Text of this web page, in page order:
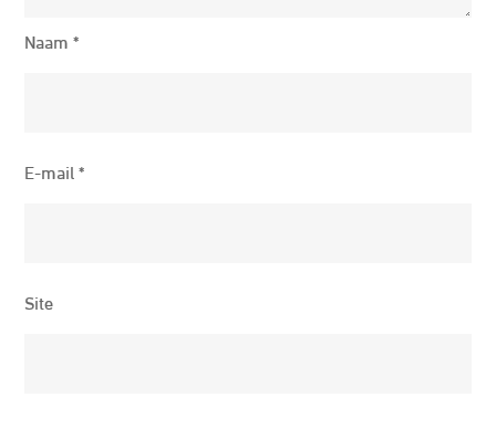
Naam*
E-mail*
Site